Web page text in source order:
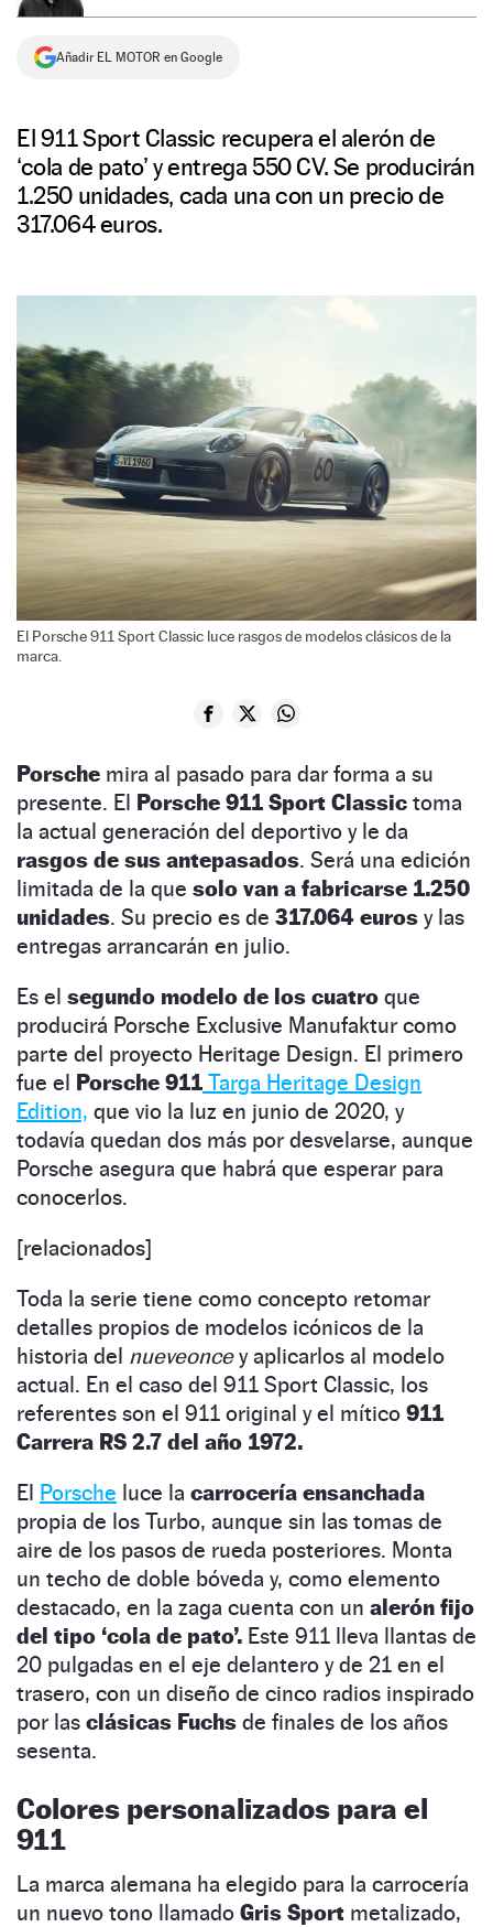
Añadir EL MOTOR en Google
El 911 Sport Classic recupera el alerón de
‘cola de pato’ y entrega 550 CV. Se producirán
1.250 unidades, cada una con un precio de
317.064 euros.
El Porsche 911 Sport Classic luce rasgos de modelos clásicos de la
marca.
Porsche mira al pasado para dar forma a su
presente. El Porsche 911 Sport Classic toma
la actual generación del deportivo y le da
rasgos de sus antepasados. Será una edición
limitada de la que solo van a fabricarse 1.250
unidades. Su precio es de 317.064 euros y las
entregas arrancarán en julio.
Es el segundo modelo de los cuatro que
producirá Porsche Exclusive Manufaktur como
parte del proyecto Heritage Design. El primero
fue el Porsche 911 Targa Heritage Design
Edition, que vio la luz en junio de 2020, y
todavía quedan dos más por desvelarse, aunque
Porsche asegura que habrá que esperar para
conocerlos.
[relacionados]
Toda la serie tiene como concepto retomar
detalles propios de modelos icónicos de la
historia del nueveoncey aplicarlos al modelo
actual. En el caso del 911 Sport Classic, los
referentes son el 911 original y el mítico 911
Carrera RS 2.7 del año 1972.
El Porsche luce la carrocería ensanchada
propia de los Turbo, aunque sin las tomas de
aire de los pasos de rueda posteriores. Monta
un techo de doble bóveda y, como elemento
destacado, en la zaga cuenta con un alerón fijo
del tipo ‘cola de pato’. Este 911 lleva llantas de
20 pulgadas en el eje delantero y de 21 en el
trasero, con un diseño de cinco radios inspirado
por las clásicas Fuchs de finales de los años
sesenta.
Colores personalizados para el
911
La marca alemana ha elegido para la carrocería
un nuevo tono llamado Gris Sport metalizado,